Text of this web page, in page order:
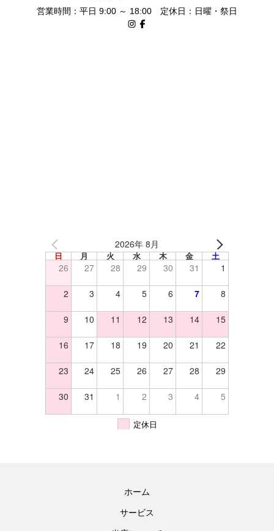
営業時間：平日 9:00 ～ 18:00 定休日：日曜・祭日
2026年 8月
日 月 火 水 木 金 土
26 27 28 29 30 31 1
2 3 4 5 6 7 8
9 10 11 12 13 14 15
16 17 18 19 20 21 22
23 24 25 26 27 28 29
30 31 1 2 3 4 5
定休日
ホーム
サービス